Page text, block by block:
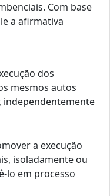
Com base
a afirmativa
dos
mesmos autos
independentemente
a execução
isoladamente ou
lo em processo